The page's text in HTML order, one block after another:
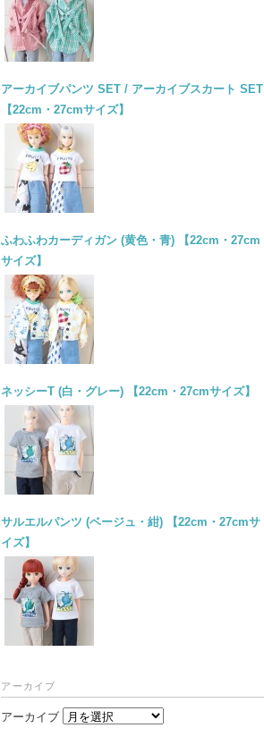
アーカイブパンツ SET / アーカイブスカート SET
【22cm・27cmサイズ】
ふわふわカーディガン (黄色・青) 【22cm・27cm
サイズ】
ネッシーT (白・グレー) 【22cm・27cmサイズ】
サルエルパンツ (ベージュ・紺) 【22cm・27cmサ
イズ】
アーカイブ
アーカイブ